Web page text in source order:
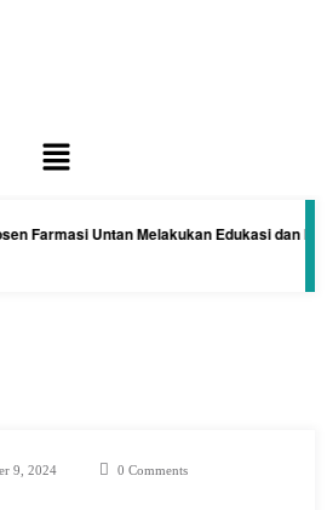
Untan Melakukan Edukasi dan
9, 2024 0 Comments